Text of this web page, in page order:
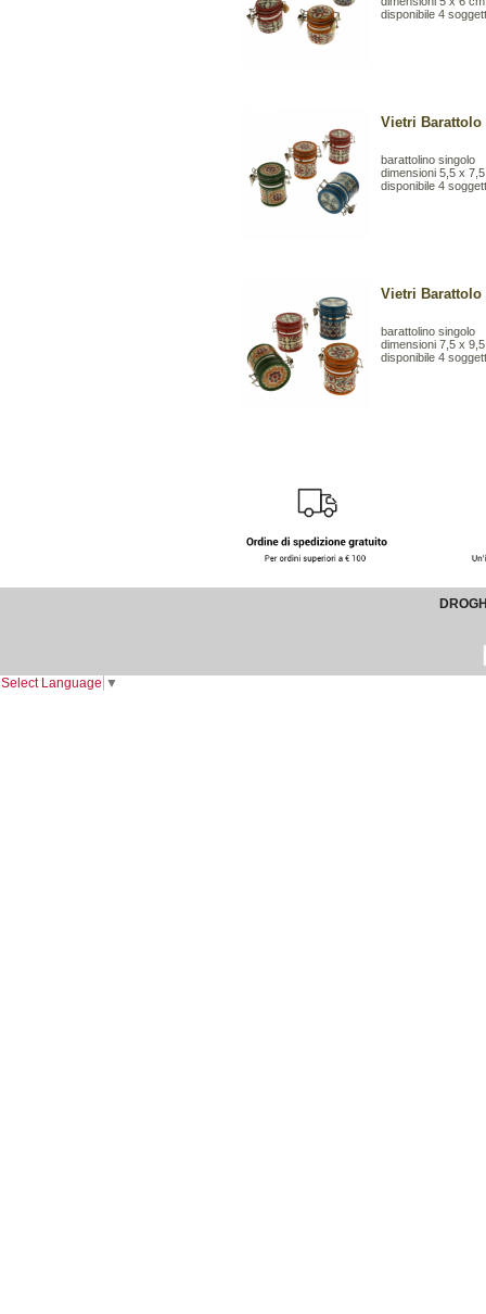
disponibile 4
Vietri Barattolo
barattolino singolo
dimensioni 5,5 x
disponibile 4
Vietri Barattolo
barattolino singolo
dimensioni 7,5 x
disponibile 4
Select Language ▼